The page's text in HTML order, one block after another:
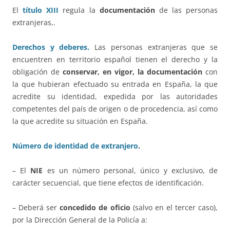
Eltítulo XIII regula la documentaciónde las personas
extranjeras,.
Derechos y deberes. Las personas extranjeras que se
encuentren en territorio español tienen el derecho y la
obligación de conservar, en vigor, la documentación con
la que hubieran efectuado su entrada en España, la que
acredite su identidad, expedida por las autoridades
competentes del país de origen o de procedencia, así como
la que acredite su situación en España.
Número de identidad de extranjero.
– El NIE es un número personal, único y exclusivo, de
carácter secuencial, que tiene efectos de identificación.
– Deberá serconcedido de oficio (salvo en el tercer caso),
por la Dirección General de la Policía a: